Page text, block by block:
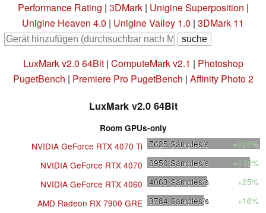
Performance Rating | 3DMark| Unigine Superposition |
Unigine Heaven 4.0 | Unigine Valley 1.0 | 3DMark 11
LuxMark v2.0 64Bit| ComputeMark v2.1 | Photoshop
PugetBench | Premiere Pro PugetBench | Affinity Photo 2
LuxMark v2.0 64Bit
Room GPUs-only
NVIDIA GeForce RTX 4070 Ti 7625 Samples/s
+134%
NVIDIA GeForce RTX 4070 6950 Samples/s
+113%
NVIDIA GeForce RTX 4060 4063 Samples/s
+25%
AMD Radeon RX 7900 GRE 3784 Samples/s
+16%